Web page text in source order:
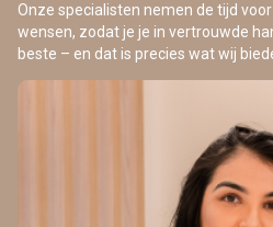
Onze specialisten nemen de tijd
wensen, zodat je je in vertrouwde
beste – en dat is precies wat wij